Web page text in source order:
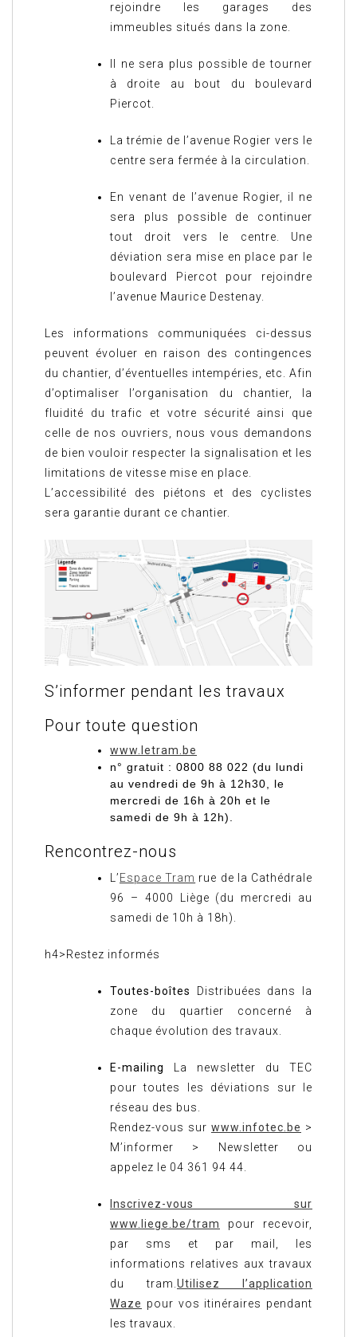
rejoindre les garages des
immeubles situés dans la zone.
Il ne sera plus possible de tourner
à droite au bout du boulevard
Piercot.
La trémie de l’avenue Rogier vers le
centre sera fermée à la circulation.
En venant de l’avenue Rogier, il ne
sera plus possible de continuer
tout droit vers le centre. Une
déviation sera mise en place par le
boulevard Piercot pour rejoindre
l’avenue Maurice Destenay.
Les informations communiquées ci-dessus
peuvent évoluer en raison des contingences
du chantier, d’éventuelles intempéries, etc. Afin
d’optimaliser l’organisation du chantier, la
fluidité du trafic et votre sécurité ainsi que
celle de nos ouvriers, nous vous demandons
de bien vouloir respecter la signalisation et les
limitations de vitesse mise en place.
L’accessibilité des piétons et des cyclistes
sera garantie durant ce chantier.
S’informer pendant les travaux
Pour toute question
www.letram.be
n° gratuit : 0800 88 022 (du lundi
au vendredi de 9h à 12h30, le
mercredi de 16h à 20h et le
samedi de 9h à 12h).
Rencontrez-nous
L’Espace Tram rue de la Cathédrale
96 – 4000 Liège (du mercredi au
samedi de 10h à 18h).
h4>Restez informés
Toutes-boîtes
Distribuées dans la
zone du quartier concerné à
chaque évolution des travaux.
E-mailing
La newsletter du TEC
pour toutes les déviations sur le
réseau des bus.
Rendez-vous sur www.infotec.be >
M’informer > Newsletter ou
appelez le 04 361 94 44.
Inscrivez-vous sur
www.liege.be/tram
pour recevoir,
par sms et par mail, les
informations relatives aux travaux
du tram. Utilisez l’application
Waze pour vos itinéraires pendant
les travaux.